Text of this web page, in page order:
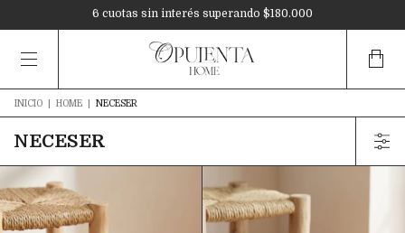
6 cuotas sin interés superando $180.000
INICIO HOME NECESER
NECESER